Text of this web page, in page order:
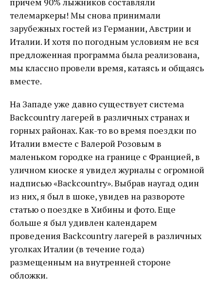
телемаркеры! Мы снова принимали
зарубежных гостей из Германии, Австрии и
Италии. И хотя по погодным условиям не вся
предложенная программа была реализована,
мы классно провели время, катаясь и общаясь
вместе.
На Западе уже давно существует система
Backcountry лагерей в различных странах и
горных районах. Как-то во время поездки по
Италии вместе с Валерой Розовым в
маленьком городке на границе с Францией, в
уличном киоске я увидел журналы с огромной
надписью «Backcountry». Выбрав наугад один
из них, я был в шоке, увидев на развороте
статью о поездке в Хибины и фото. Еще
больше я был удивлен календарем
проведения Backcountry лагерей в различных
уголках Италии (в течение года)
размещенным на внутренней стороне
обложки.